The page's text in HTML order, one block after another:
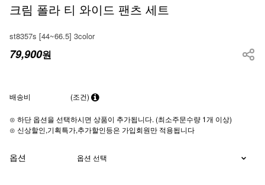
크림 폴라 티 와이드 팬츠 세트
st8357s [44~66.5] 3color
79,900원
배송비 (조건)
⊙ 하단 옵션을 선택하시면 상품이 추가됩니다. (최소주문수량 1개 이상)
⊙ 신상할인,기획특가,추가할인등은 가입회원만 적용됩니다
옵션